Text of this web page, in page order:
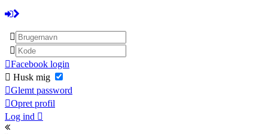
Facebook login
Husk mig
Glemt password
Opret profil
Log ind